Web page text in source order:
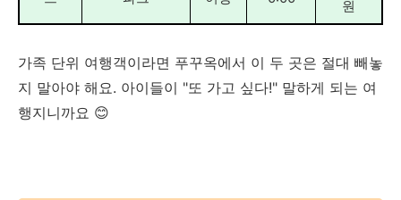
원
가족 단위 여행객이라면 푸꾸옥에서 이 두 곳은 절대 빼놓
지 말아야 해요. 아이들이 "또 가고 싶다!" 말하게 되는 여
행지니까요 😊